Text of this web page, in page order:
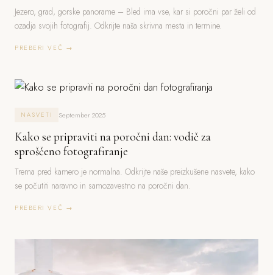
Jezero, grad, gorske panorame – Bled ima vse, kar si poročni par želi od
ozadja svojih fotografij. Odkrijte naša skrivna mesta in termine.
PREBERI VEČ →
NASVETI September 2025
Kako se pripraviti na poročni dan: vodič za
sproščeno fotografiranje
Trema pred kamero je normalna. Odkrijte naše preizkušene nasvete, kako
se počutiti naravno in samozavestno na poročni dan.
PREBERI VEČ →